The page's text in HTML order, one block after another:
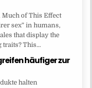
Much of This Effect
sex” in humans,
that display the
This...
häufiger zur
halten